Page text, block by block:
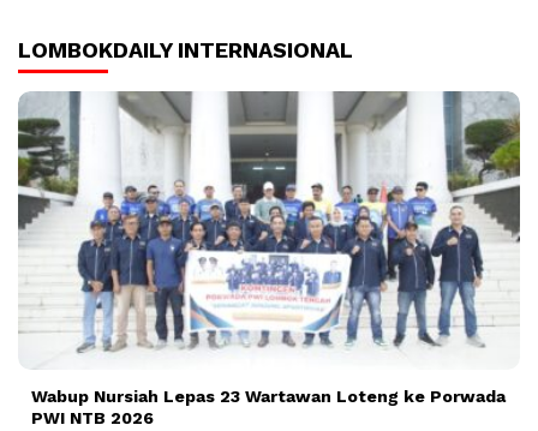
LOMBOKDAILY INTERNASIONAL
Wabup Nursiah Lepas 23 Wartawan Loteng ke Porwada
PWI NTB 2026